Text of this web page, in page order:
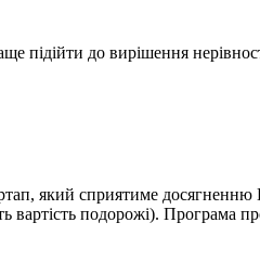
підійти до вирішення
який сприятиме
подорожі). Програма